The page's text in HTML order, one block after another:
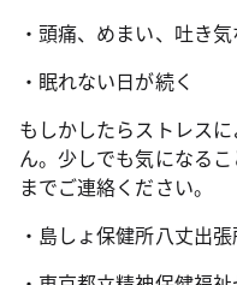
・頭痛、めまい、吐き
・眠れない日が続く
もしかしたらストレス
ん。少しでも気になる
までご連絡ください。
・島しょ保健所八丈